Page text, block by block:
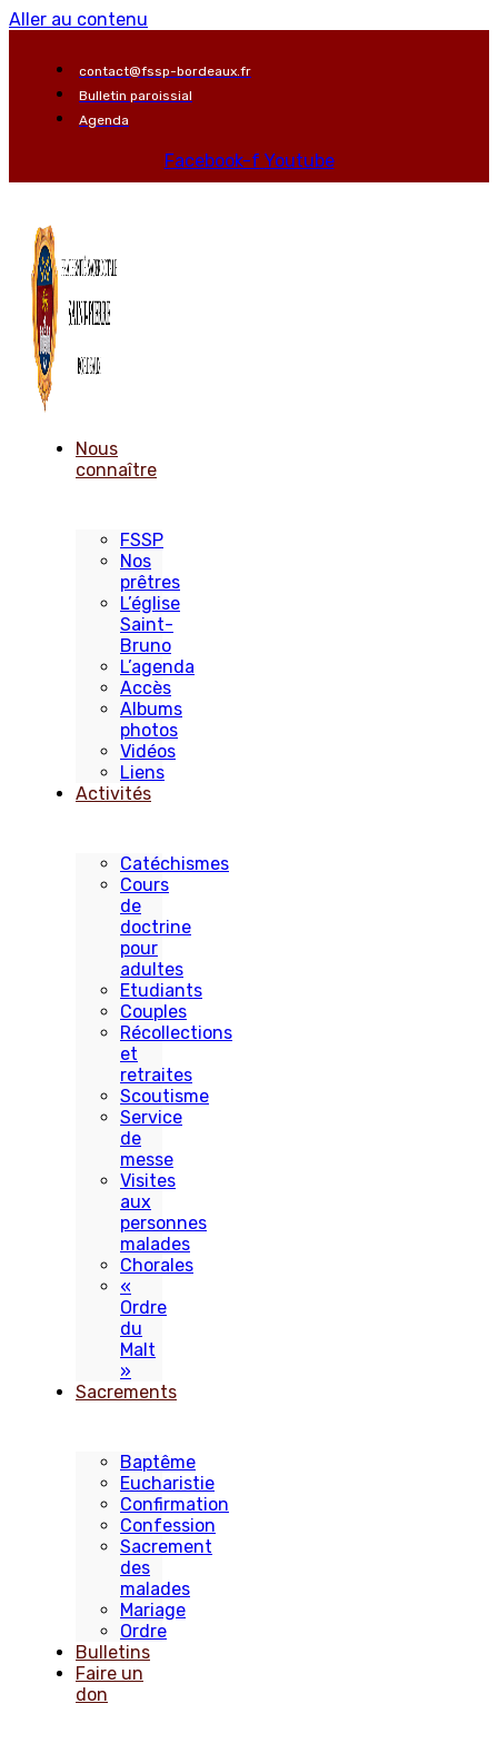
Aller au contenu
contact@fssp-bordeaux.fr
Bulletin paroissial
Agenda
Facebook-f Youtube
Nous
connaître
FSSP
Nos
prêtres
L’église
Saint-
Bruno
L’agenda
Accès
Albums
photos
Vidéos
Liens
Activités
Catéchismes
Cours
de
doctrine
pour
adultes
Etudiants
Couples
Récollections
et
retraites
Scoutisme
Service
de
messe
Visites
aux
personnes
malades
Chorales
«
Ordre
du
Malt
»
Sacrements
Baptême
Eucharistie
Confirmation
Confession
Sacrement
des
malades
Mariage
Ordre
Bulletins
Faire un
don